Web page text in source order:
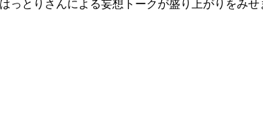
っとりさんによる妄想トークが盛り上がりをみせ